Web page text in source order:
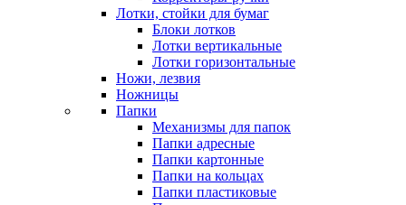
Лотки, стойки для бумаг
Блоки лотков
Лотки вертикальные
Лотки горизонтальные
Ножи, лезвия
Ножницы
Папки
Механизмы для папок
Папки адресные
Папки картонные
Папки на кольцах
Папки пластиковые